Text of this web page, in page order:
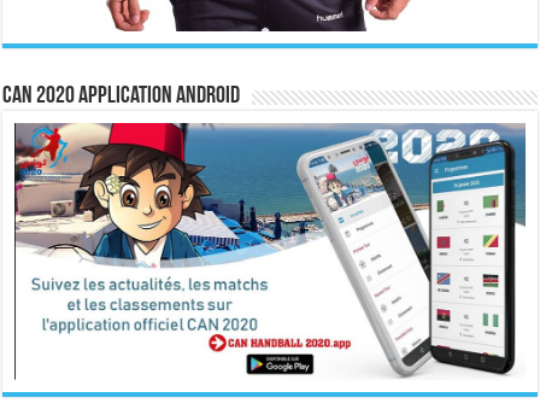
CAN 2020 Application Android